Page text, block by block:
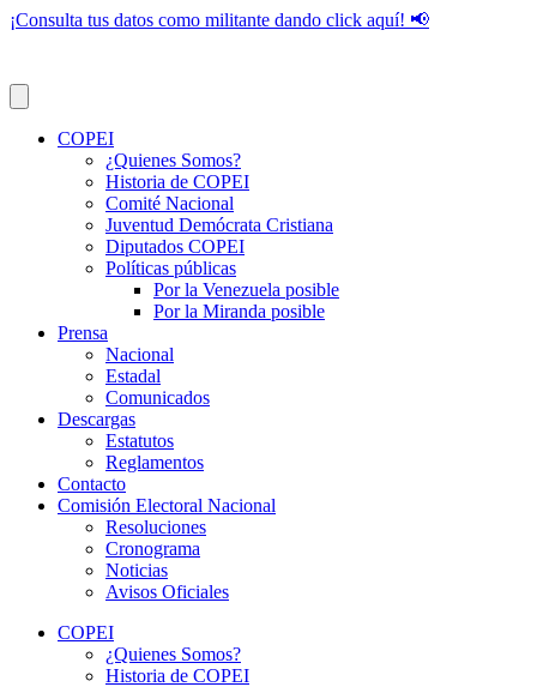
¡Consulta tus datos como militante dando click aquí! 📢
COPEI
¿Quienes Somos?
Historia de COPEI
Comité Nacional
Juventud Demócrata Cristiana
Diputados COPEI
Políticas públicas
Por la Venezuela posible
Por la Miranda posible
Prensa
Nacional
Estadal
Comunicados
Descargas
Estatutos
Reglamentos
Contacto
Comisión Electoral Nacional
Resoluciones
Cronograma
Noticias
Avisos Oficiales
COPEI
¿Quienes Somos?
Historia de COPEI